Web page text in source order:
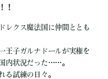
！
レクス魔法国に仲間ととも
王子ガルナドールが実権を
内状況だった……。
る試練の日々。